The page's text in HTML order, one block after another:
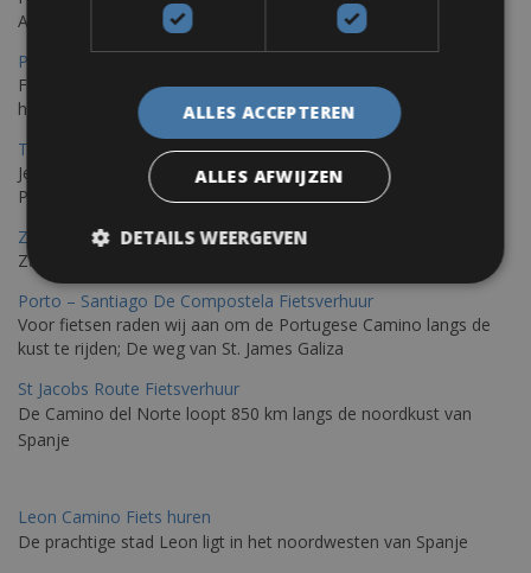
Adriatische kust en het weelderige Istrische platteland.
Pula Fietsverhuur
Fietsen langs de Istrische kust is de ideale fietstocht voor wie
houdt van de Mediterrane zon.
Trieste-Pula Fietsverhuur
Je kunt een fiets huren met levering in Triëst en de fiets later in
Pula of elders in Istrië achterlaten.
Zadar Fietsverhuur
Zadar, een verborgen parel die je op de fiets kunt ontdekken
Porto – Santiago De Compostela Fietsverhuur
Voor fietsen raden wij aan om de Portugese Camino langs de
kust te rijden; De weg van St. James Galiza
St Jacobs Route Fietsverhuur
De Camino del Norte loopt 850 km langs de noordkust van
Spanje
Leon Camino Fiets huren
De prachtige stad Leon ligt in het noordwesten van Spanje
ALLES ACCEPTEREN
ALLES AFWIJZEN
DETAILS WEERGEVEN